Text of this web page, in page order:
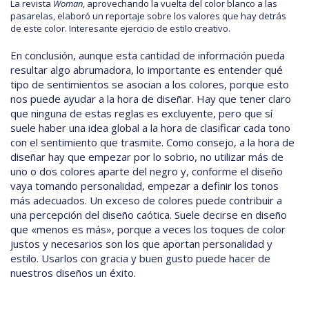
La revista Woman, aprovechando la vuelta del color blanco a las
pasarelas, elaboró un reportaje sobre los valores que hay detrás
de este color. Interesante ejercicio de estilo creativo.
En conclusión, aunque esta cantidad de información pueda
resultar algo abrumadora, lo importante es entender qué
tipo de sentimientos se asocian a los colores, porque esto
nos puede ayudar a la hora de diseñar. Hay que tener claro
que ninguna de estas reglas es excluyente, pero que sí
suele haber una idea global a la hora de clasificar cada tono
con el sentimiento que trasmite. Como consejo, a la hora de
diseñar hay que empezar por lo sobrio, no utilizar más de
uno o dos colores aparte del negro y, conforme el diseño
vaya tomando personalidad, empezar a definir los tonos
más adecuados. Un exceso de colores puede contribuir a
una percepción del diseño caótica. Suele decirse en diseño
que «menos es más», porque a veces los toques de color
justos y necesarios son los que aportan personalidad y
estilo. Usarlos con gracia y buen gusto puede hacer de
nuestros diseños un éxito.